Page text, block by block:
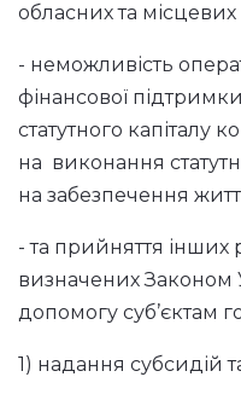
обласних та
- неможливість
фінансової
статутного капіталу
на виконання
на забезпечення
- та прийняття
визначених Законом
допомогу суб’єктам
1) надання субсидій